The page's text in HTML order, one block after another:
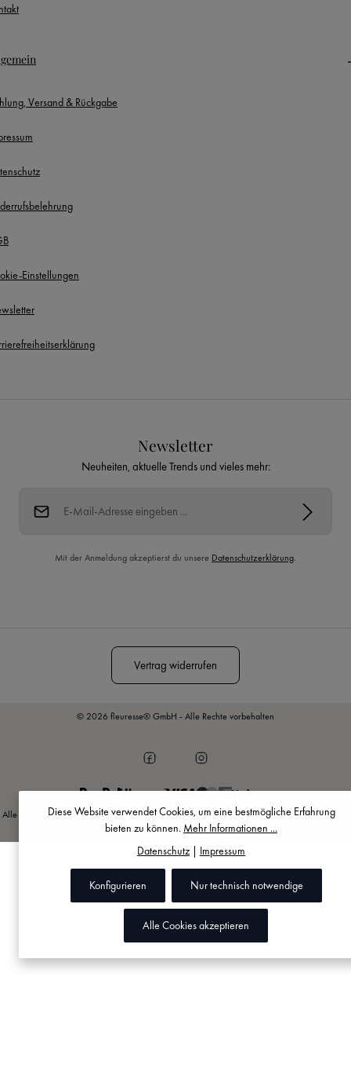
Versand & Rückgabe
Einstellungen
Newsletter
Neuheiten, aktuelle Trends und vieles mehr:
Mit der Anmeldung akzeptierst du unsere Datenschutzerklärung.
Vertrag widerrufen
© 2026 fleuresse® GmbH - Alle Rechte vorbehalten
Vorkasse
Alle Preise inkl. gesetzl. Mehrwertsteuer zzgl.Versandkostenund ggf. Nachnahmegebühren,
wenn nicht anders angegeben.
Diese Website verwendet Cookies, um eine bestmögliche Erfahrung
bieten zu können. Mehr Informationen ...
Datenschutz| Impressum
Nur technisch notwendige
Konfigurieren
Alle Cookies akzeptieren